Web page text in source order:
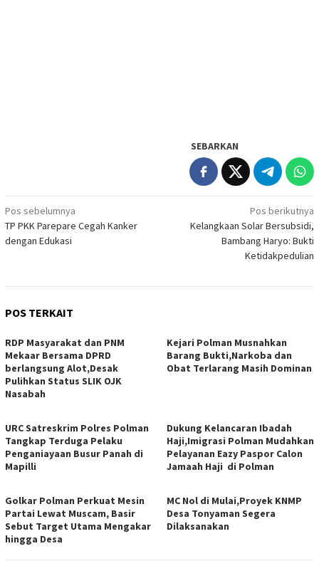
SEBARKAN
Navigasi
pos
Pos sebelumnya
TP PKK Parepare Cegah Kanker
dengan Edukasi
Pos berikutnya
Kelangkaan Solar Bersubsidi,
Bambang Haryo: Bukti
Ketidakpedulian
POS TERKAIT
RDP Masyarakat dan PNM
Mekaar Bersama DPRD
berlangsung Alot,Desak
Pulihkan Status SLIK OJK
Nasabah
Kejari Polman Musnahkan
Barang Bukti,Narkoba dan
Obat Terlarang Masih Dominan
URC Satreskrim Polres Polman
Tangkap Terduga Pelaku
Penganiayaan Busur Panah di
Mapilli
Dukung Kelancaran Ibadah
Haji,Imigrasi Polman Mudahkan
Pelayanan Eazy Paspor Calon
Jamaah Haji di Polman
Golkar Polman Perkuat Mesin
Partai Lewat Muscam, Basir
Sebut Target Utama Mengakar
hingga Desa
MC Nol di Mulai,Proyek KNMP
Desa Tonyaman Segera
Dilaksanakan